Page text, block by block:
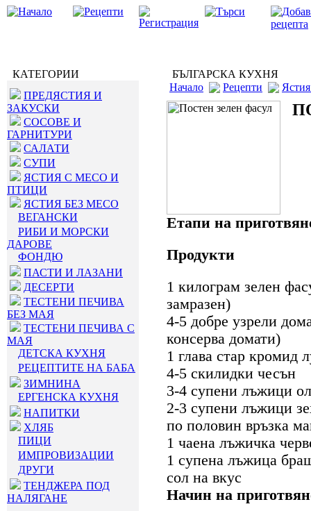
КАТЕГОРИИ
ПРЕДЯСТИЯ И
ЗАКУСКИ
СОСОВЕ И
ГАРНИТУРИ
САЛАТИ
СУПИ
ЯСТИЯ С МЕСО И
ПТИЦИ
ЯСТИЯ БЕЗ МЕСО
ВЕГАНСКИ
РИБИ И МОРСКИ
ДАРОВЕ
ФОНДЮ
ПАСТИ И ЛАЗАНИ
ДЕСЕРТИ
ТЕСТЕНИ ПЕЧИВА
БЕЗ МАЯ
ТЕСТЕНИ ПЕЧИВА С
МАЯ
ДЕТСКА КУХНЯ
РЕЦЕПТИТЕ НА БАБА
ЗИМНИНА
ЕРГЕНСКА КУХНЯ
НАПИТКИ
ХЛЯБ
ПИЦИ
ИМПРОВИЗАЦИИ
ДРУГИ
ТЕНДЖЕРА ПОД
НАЛЯГАНЕ
БЪЛГАРСКА КУХНЯ
Начало
Рецепти
Етапи на
Продукти
1 килограм зелен
замразен)
4-5 добре узрели
консерва домати)
1 глава стар кромид
4-5 скилидки чесън
3-4 супени лъжици
2-3 супени лъжици
по половин връзка
1 чаена лъжичка
1 супена лъжица
сол на вкус
Начин на